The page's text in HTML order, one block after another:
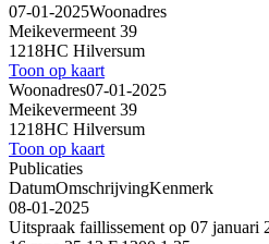
07-01-2025Woonadres
Meikevermeent 39
1218HC Hilversum
Toon op kaart
Woonadres07-01-2025
Meikevermeent 39
1218HC Hilversum
Toon op kaart
Publicaties
DatumOmschrijvingKenmerk
08-01-2025
Uitspraak faillissement op 07 januari